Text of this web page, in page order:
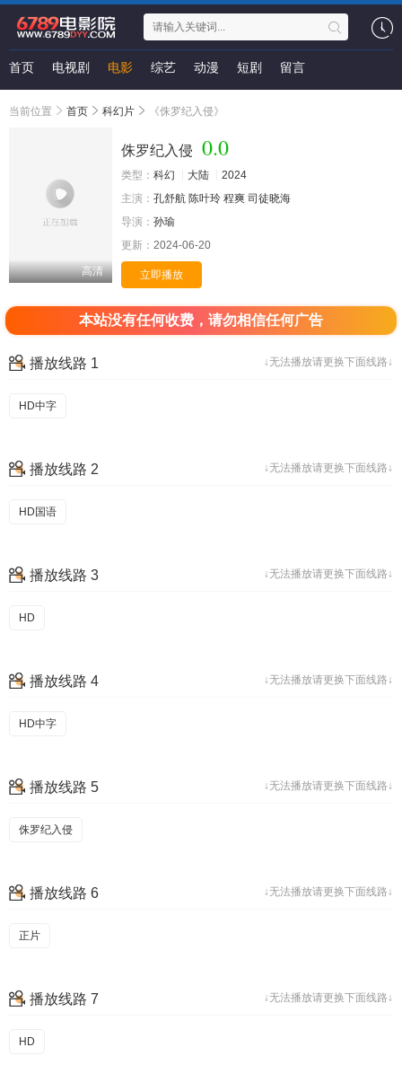
首页 电视剧 电影 综艺 动漫 短剧 留言
当前位置 首页 科幻片 《侏罗纪入侵》
高清
侏罗纪入侵 0.0
类型： 科幻 大陆
2024
主演： 孔舒航 陈叶玲 程爽 司徒晓海
导演： 孙瑜
更新： 2024-06-20
立即播放
本站没有任何收费，请勿相信任何广告
↓无法播放请更换下面线路↓
播放线路 1
HD中字
↓无法播放请更换下面线路↓
播放线路 2
HD国语
↓无法播放请更换下面线路↓
播放线路 3
HD
↓无法播放请更换下面线路↓
播放线路 4
HD中字
↓无法播放请更换下面线路↓
播放线路 5
侏罗纪入侵
↓无法播放请更换下面线路↓
播放线路 6
正片
↓无法播放请更换下面线路↓
播放线路 7
HD